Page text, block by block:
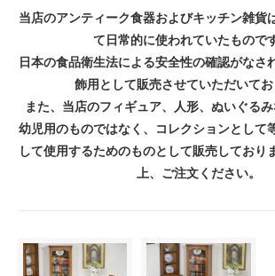
当店のアンティーク食器およびキッチン雑貨
て日常的に使われていたもので
日本の食品衛生法による安全性の確認がなさ
飾用として販売させていただいてお
また、当店のフィギュア、人形、ぬいぐるみ
幼児用のものではなく、コレクションとして
して使用するためのものとして販売しており
上、ご注文ください。